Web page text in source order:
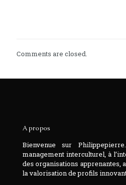
Comments are closed.
A propos
Bienvenue sur
management interculturel, à
des organisations apprenantes,
la valorisation de profils